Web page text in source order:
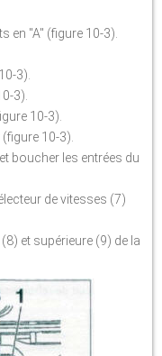
en "A" (figure 10-3).
3).
3).
10-3).
10-3).
boucher les entrées du
de vitesses (7)
et supérieure (9) de la